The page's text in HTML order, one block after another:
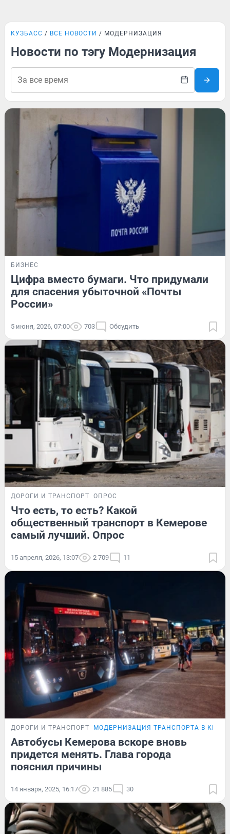
КУЗБАСС ВСЕ НОВОСТИ МОДЕРНИЗАЦИЯ
Новости по тэгу Модернизация
БИЗНЕС
Цифра вместо бумаги. Что придумали
для спасения убыточной «Почты
России»
5 июня, 2026, 07:00 703 Обсудить
ДОРОГИ И ТРАНСПОРТ ОПРОС
Что есть, то есть? Какой
общественный транспорт в Кемерове
самый лучший. Опрос
15 апреля, 2026, 13:07 2 709 11
ДОРОГИ И ТРАНСПОРТ МОДЕРНИЗАЦИЯ ТРАНСПОРТА В
Автобусы Кемерова вскоре вновь
придется менять. Глава города
пояснил причины
14 января, 2025, 16:17 21 885 30